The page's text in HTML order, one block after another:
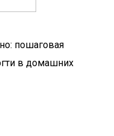
пошаговая
в домашних